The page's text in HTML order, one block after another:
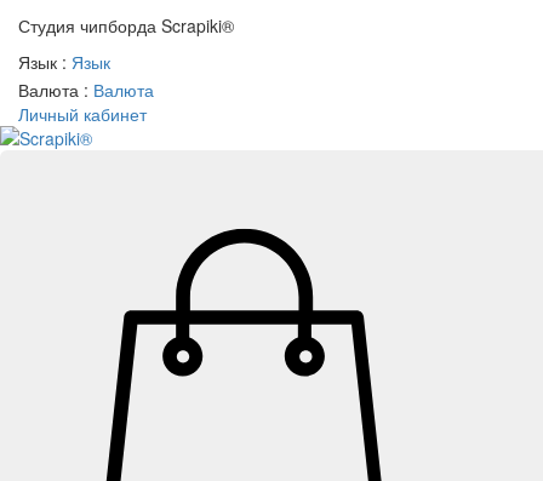
Студия чипборда Scrapiki®
Язык : Язык
Валюта : Валюта
Личный кабинет